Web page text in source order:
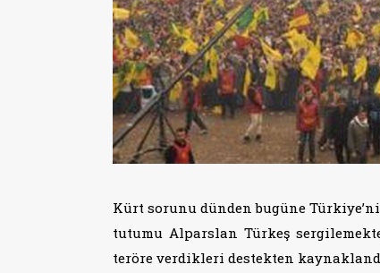
Kürt sorunu dünden bugüne
tutumu Alparslan Türkeş
teröre verdikleri destekten